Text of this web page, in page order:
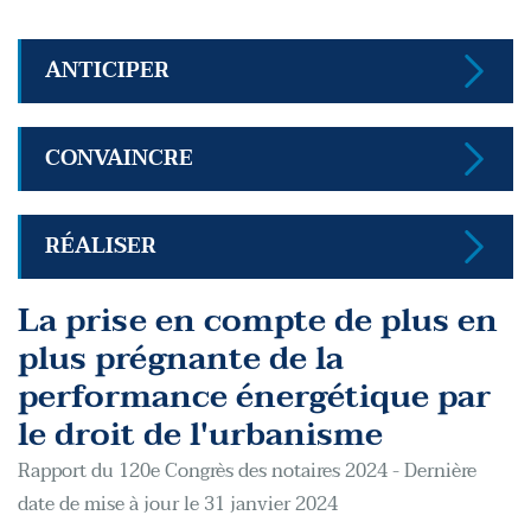
ANTICIPER
CONVAINCRE
RÉALISER
La prise en compte de plus en
plus prégnante de la
performance énergétique par
le droit de l'urbanisme
Rapport du 120e Congrès des notaires 2024 - Dernière
date de mise à jour le 31 janvier 2024